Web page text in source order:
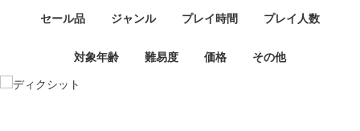
セール品
ジャンル プレイ時間 プレイ人数
対象年齢 難易度 価格 その他